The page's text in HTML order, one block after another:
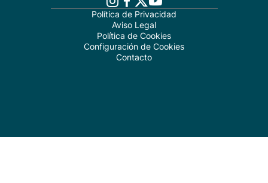
Política de Privacidad
Aviso Legal
Política de Cookies
Configuración de Cookies
Contacto